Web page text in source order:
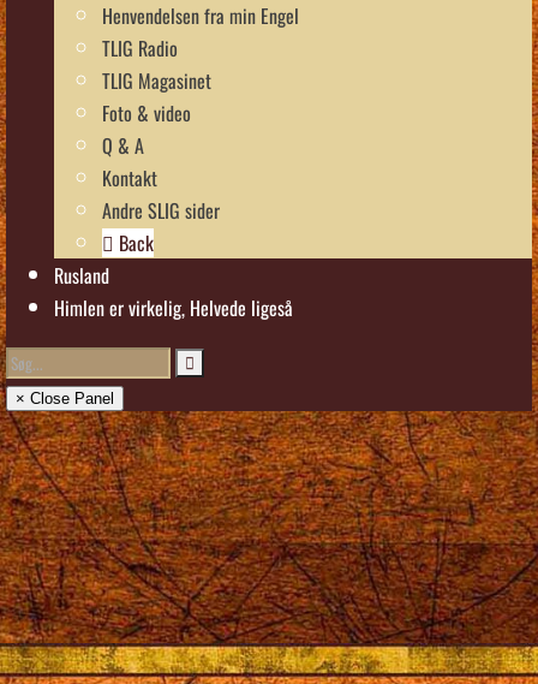
Henvendelsen fra min Engel
TLIG Radio
TLIG Magasinet
Foto & video
Q & A
Kontakt
Andre SLIG sider
Back
Rusland
Himlen er virkelig, Helvede ligeså
× Close Panel